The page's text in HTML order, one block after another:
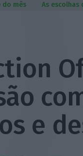
do mês As escolhas
e